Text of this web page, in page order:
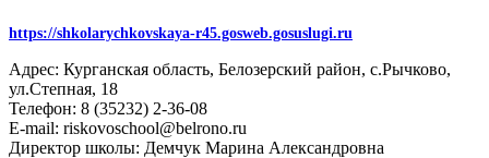
https://shkolarychkovskaya-r45.gosweb.gosuslugi.ru
Адрес: Курганская область, Белозерский район, с.Рычково,
ул.Степная, 18
Телефон: 8 (35232) 2-36-08
E-mail: riskovoschool@belrono.ru
Директор школы: Демчук Марина Александровна